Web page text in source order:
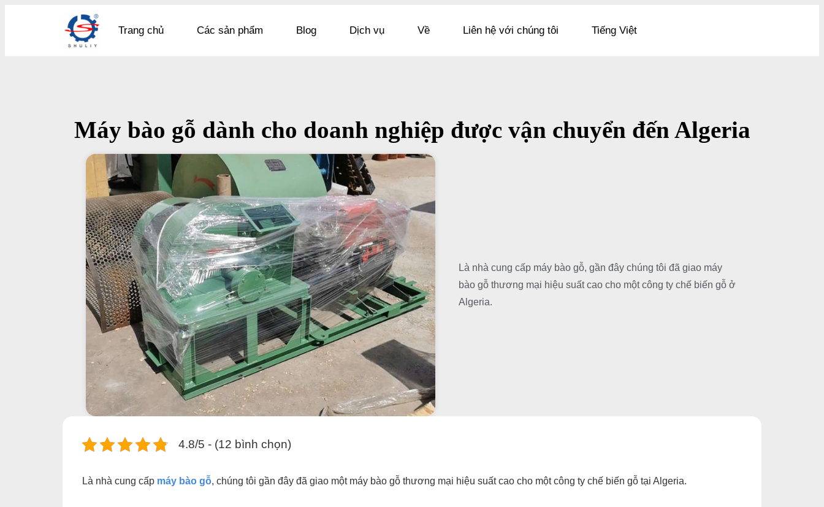
Trang chủ Các sản phẩm Blog Dịch vụ Về Liên hệ với chúng tôi Tiếng Việt
Máy bào gỗ dành cho doanh nghiệp được vận chuyển đến Algeria
Là nhà cung cấp máy bào gỗ, gần đây chúng tôi đã giao máy
bào gỗ thương mại hiệu suất cao cho một công ty chế biến gỗ ở
Algeria.
4.8/5 - (12 bình chọn)
Là nhà cung cấp máy bào gỗ, chúng tôi gần đây đã giao một máy bào gỗ thương mại hiệu suất cao cho một công ty chế biến gỗ tại Algeria.